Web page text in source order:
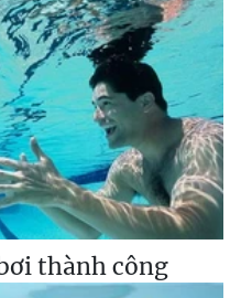
thành công